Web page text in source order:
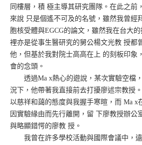
同樓層，積 極主導其研究團隊。在此之前
來說 只是個遙不可及的名號，雖然我曾經
胞核受體與EGCG的論文，雖然我在台大
裡亦是從事生醫研究的舅公楊文光教 授都
他，但基於我對院士高高在上 的刻板印象
會的念頭。
透過Ma x熱心的遊說，某次實驗空檔
況下，他帶著我直接前去打擾廖述宗教授
以慈祥和藹的態度與我握手寒暄，而 Ma x
因實驗緣由而先行離開，留 下廖教授辦公
與略顯錯愕的廖教 授。
我曾在許多學校活動與國際會議中，遠